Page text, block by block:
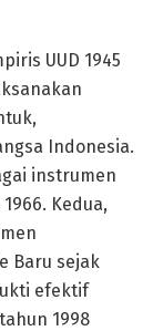
UUD 1945
Indonesia.
instrumen
Kedua,
Baru sejak
efektif
1998